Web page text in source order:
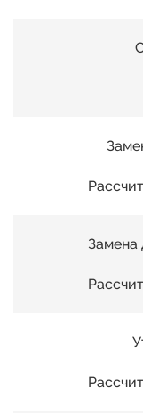
Замена